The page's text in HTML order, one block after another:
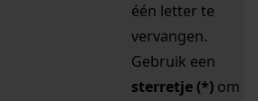
één letter te
vervangen.
Gebruik een
sterretje (*) om